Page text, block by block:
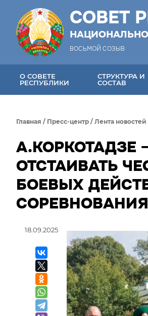
СОВЕТ
ВОСЬМОЙ СОЗЫВ
О СОВЕТЕ
РЕСПУБЛИКИ
СТРУКТУРА И
СОСТАВ
Главная / Пресс-центр / Лента новостей
А.КОРКОТАДЗЕ
ОТСТАИВАТЬ
БОЕВЫХ
18.09.2025